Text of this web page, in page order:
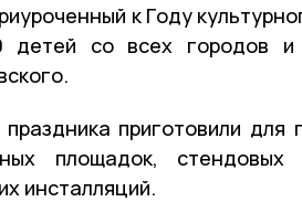
к Году
детей со всех городов
праздника приготовили
площадок,
инсталляций.